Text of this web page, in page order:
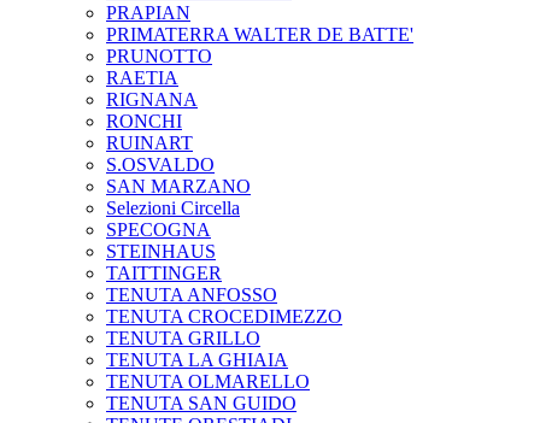
PRAPIAN
PRIMATERRA WALTER DE BATTE'
PRUNOTTO
RAETIA
RIGNANA
RONCHI
RUINART
S.OSVALDO
SAN MARZANO
Selezioni Circella
SPECOGNA
STEINHAUS
TAITTINGER
TENUTA ANFOSSO
TENUTA CROCEDIMEZZO
TENUTA GRILLO
TENUTA LA GHIAIA
TENUTA OLMARELLO
TENUTA SAN GUIDO